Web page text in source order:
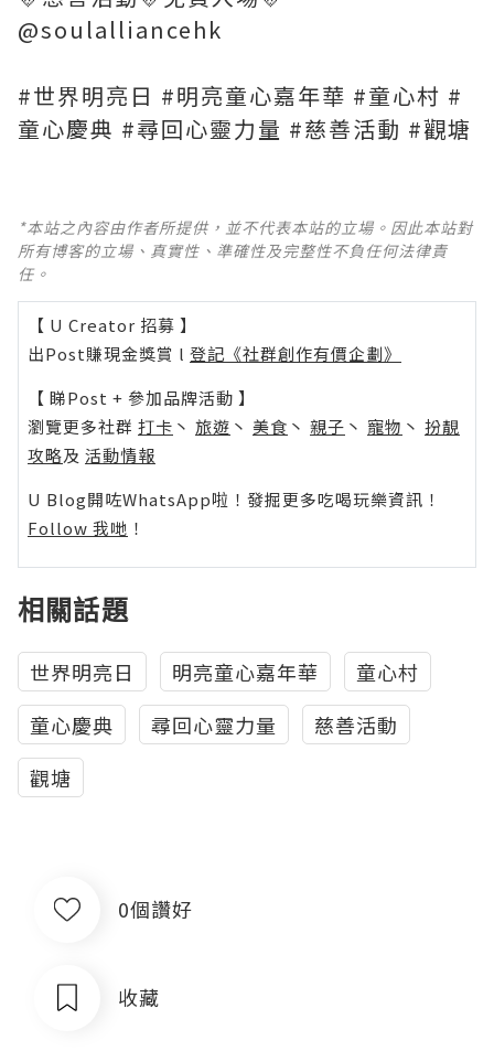
@soulalliancehk
#世界明亮日 #明亮童心嘉年華 #童心村 #
童心慶典 #尋回心靈力量 #慈善活動 #觀塘
*本站之內容由作者所提供，並不代表本站的立場。因此本站對
所有博客的立場、真實性、準確性及完整性不負任何法律責
任。
【 U Creator 招募 】
出Post賺現金獎賞 l 登記《社群創作有價企劃》
【 睇Post + 參加品牌活動 】
瀏覽更多社群 打卡 丶 旅遊 丶 美食 丶 親子 丶 寵物 丶 扮靚
攻略及 活動情報
U Blog開咗WhatsApp啦！發掘更多吃喝玩樂資訊！
Follow 我哋 ！
相關話題
世界明亮日 明亮童心嘉年華
童心村
童心慶典
尋回心靈力量
慈善活動
觀塘
0個讚好
收藏